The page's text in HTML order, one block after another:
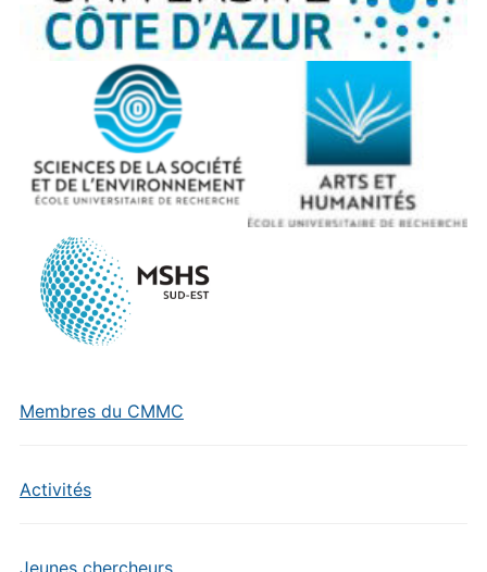
Membres du CMMC
Activités